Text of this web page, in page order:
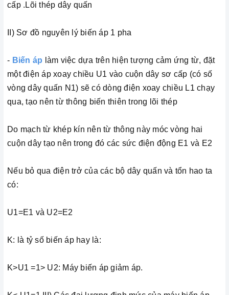
cấp .Lõi thép dây quấn
II) Sơ đồ nguyên lý biến áp 1 pha
- Biến áp làm việc dựa trên hiện tượng cảm ứng từ, đặt
một điện áp xoay chiều U1 vào cuộn dây sơ cấp (có số
vòng dây quấn N1) sẽ có dòng điện xoay chiều L1 chạy
qua, tạo nên từ thông biến thiên trong lõi thép
Do mạch từ khép kín nên từ thông này móc vòng hai
cuộn dây tạo nên trong đó các sức điện động E1 và E2
Nếu bỏ qua điện trở của các bộ dây quấn và tổn hao ta
có:
U1=E1 và U2=E2
K: là tỷ số biến áp hay là:
K>U1 =1> U2: Máy biến áp giảm áp.